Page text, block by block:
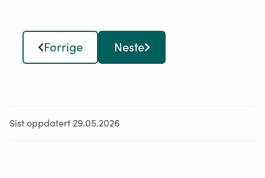
Forrige Neste
Sist oppdatert 29.05.2026